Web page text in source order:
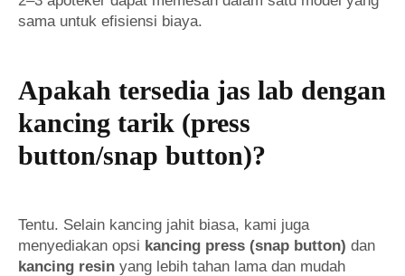
sama untuk efisiensi biaya.
Apakah tersedia jas lab dengan
kancing tarik (press
button/snap button)?
Tentu. Selain kancing jahit biasa, kami juga
menyediakan opsi kancing press (snap button) dan
kancing resin yang lebih tahan lama dan mudah